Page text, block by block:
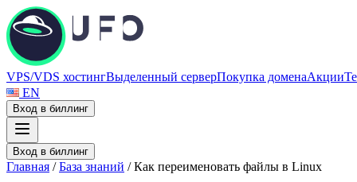
VPS/VDS хостингВыделенный серверПокупка доменаАкции
EN
Вход в биллинг
Вход в биллинг
Главная / База знаний / Как переименовать файлы в Linux